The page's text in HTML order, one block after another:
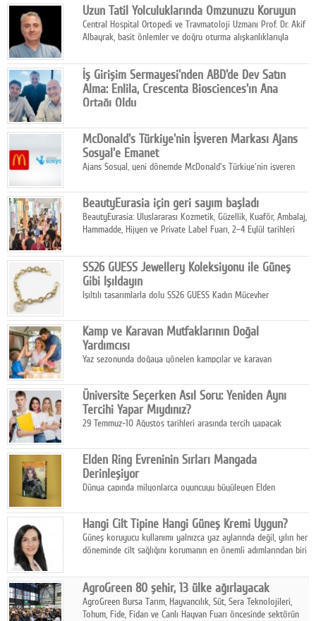
Uzun Tatil Yolculuklarında Omzunuzu Koruyun
Central Hospital Ortopedi ve Travmatoloji Uzmanı Prof. Dr. Akif
Albayrak, basit önlemler ve doğru oturma alışkanlıklarıyla
İş Girişim Sermayesi'nden ABD'de Dev Satın
Alma: Enlila, Crescenta Biosciences'ın Ana
Ortağı Oldu
stratejisini uluslararası ölçeğe taşıyan satın alma hamlesini
tamamladı.
McDonald's Türkiye'nin İşveren Markası Ajans
Sosyal'e Emanet
Ajans Sosyal, yeni dönemde McDonald's Türkiye'nin işveren
BeautyEurasia için geri sayım başladı
BeautyEurasia: Uluslararası Kozmetik, Güzellik, Kuaför, Ambalaj,
Hammadde, Hijyen ve Private Label Fuarı, 2–4 Eylül tarihleri
SS26 GUESS Jewellery Koleksiyonu ile Güneş
Gibi Işıldayın
Işıltılı tasarımlarla dolu SS26 GUESS Kadın Mücevher
dokunuşunu taşıyor.
Kamp ve Karavan Mutfaklarının Doğal
Yardımcısı
Yaz sezonunda doğaya yönelen kampçılar ve karavan
temizlik sağlayan, çevreye duyarlı bitkisel içerikli ürünleri tercih
ediyor.
Üniversite Seçerken Asıl Soru: Yeniden Aynı
Tercihi Yapar Mıydınız?
29 Temmuz-10 Ağustos tarihleri arasında tercih yapacak
Elden Ring Evreninin Sırları Mangada
Derinleşiyor
Dünya çapında milyonlarca oyuncuyu büyüleyen Elden
aksiyonu ve karanlık fantastik atmosferi bir araya getirmeyi
sürdürüyor.
Hangi Cilt Tipine Hangi Güneş Kremi Uygun?
Güneş koruyucu kullanımı yalnızca yaz aylarında değil, yılın her
döneminde cilt sağlığını korumanın en önemli adımlarından biri
AgroGreen 80 şehir, 13 ülke ağırlayacak
AgroGreen Bursa Tarım, Hayvancılık, Süt, Sera Teknolojileri,
Tohum, Fide, Fidan ve Canlı Hayvan Fuarı öncesinde sektörün